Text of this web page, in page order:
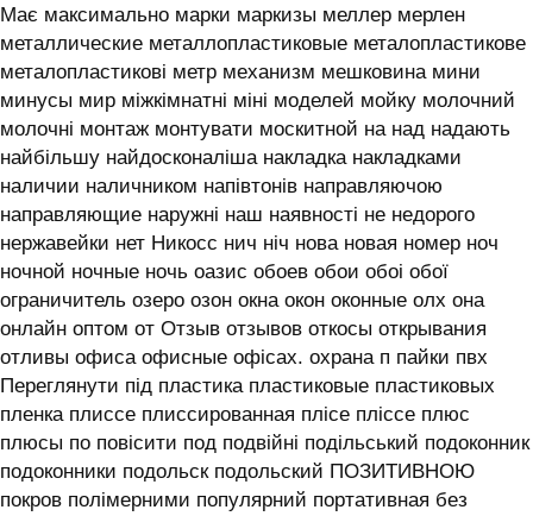
Має максимально марки маркизы меллер мерлен
металлические металлопластиковые металопластикове
металопластикові метр механизм мешковина мини
минусы мир міжкімнатні міні моделей мойку молочний
молочні монтаж монтувати москитной на над надають
найбільшу найдосконаліша накладка накладками
наличии наличником напівтонів направляючою
направляющие наружні наш наявності не недорого
нержавейки нет Никосс нич ніч нова новая номер ноч
ночной ночные ночь оазис обоев обои обоі обої
ограничитель озеро озон окна окон оконные олх она
онлайн оптом от Отзыв отзывов откосы открывания
отливы офиса офисные офісах. охрана п пайки пвх
Переглянути під пластика пластиковые пластиковых
пленка плиссе плиссированная плісе пліссе плюс
плюсы по повісити под подвійні подільський подоконник
подоконники подольск подольский ПОЗИТИВНОЮ
покров полімерними популярний портативная без